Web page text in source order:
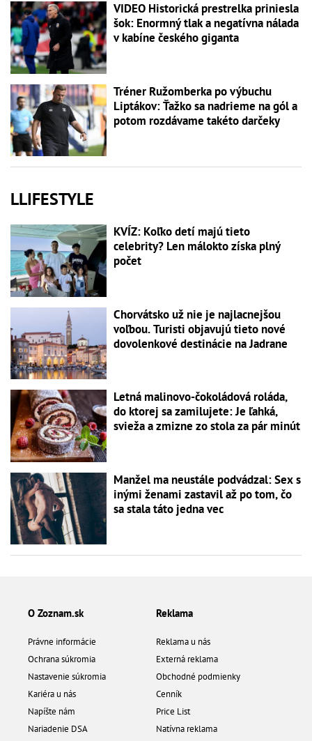
VIDEO Historická prestrelka priniesla
šok: Enormný tlak a negatívna nálada
v kabíne českého giganta
Tréner Ružomberka po výbuchu
Liptákov: Ťažko sa nadrieme na gól a
potom rozdávame takéto darčeky
LLIFESTYLE
KVÍZ: Koľko detí majú tieto
celebrity? Len málokto získa plný
počet
Chorvátsko už nie je najlacnejšou
voľbou. Turisti objavujú tieto nové
dovolenkové destinácie na Jadrane
Letná malinovo-čokoládová roláda,
do ktorej sa zamilujete: Je ľahká,
svieža a zmizne zo stola za pár minút
Manžel ma neustále podvádzal: Sex s
inými ženami zastavil až po tom, čo
sa stala táto jedna vec
O Zoznam.sk
Právne informácie
Ochrana súkromia
Nastavenie súkromia
Kariéra u nás
Napíšte nám
Nariadenie DSA
Reklama
Reklama u nás
Externá reklama
Obchodné podmienky
Cenník
Price List
Natívna reklama